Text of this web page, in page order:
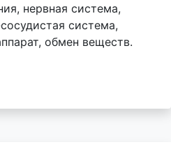
нервная система,
система,
обмен веществ.